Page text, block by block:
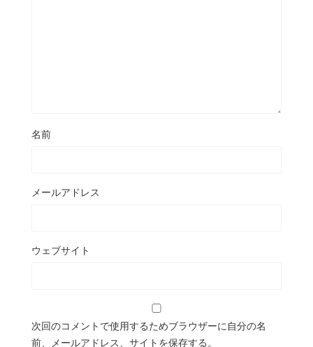
名前
メールアドレス
ウェブサイト
次回のコメントで使用するためブラウザーに自分の名
前、メールアドレス、サイトを保存する。